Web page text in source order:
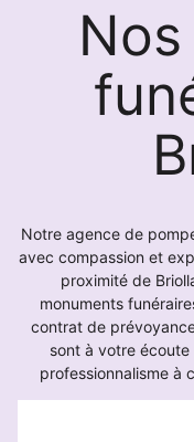
Notre agence de
avec compassion et
proximité de
monuments
contrat de
sont à votre
professionnalisme à